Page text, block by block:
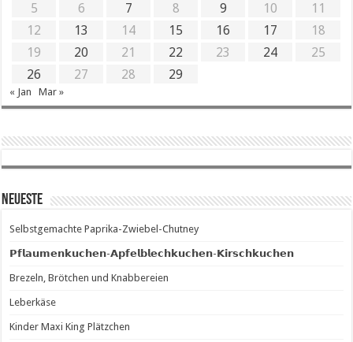
5
6 7 8 9 10
11
12
13 14 15 16 17
18
19
20 21 22 23 24
25
26
27 28 29
« Jan Mar »
Neueste
Selbstgemachte Paprika-Zwiebel-Chutney
𝗣𝗳𝗹𝗮𝘂𝗺𝗲𝗻𝗸𝘂𝗰𝗵𝗲𝗻-𝗔𝗽𝗳𝗲𝗹𝗯𝗹𝗲𝗰𝗵𝗸𝘂𝗰𝗵𝗲𝗻-𝗞𝗶𝗿𝘀𝗰𝗵𝗸𝘂𝗰𝗵𝗲𝗻
Brezeln, Brötchen und Knabbereien
Leberkäse
Kinder Maxi King Plätzchen